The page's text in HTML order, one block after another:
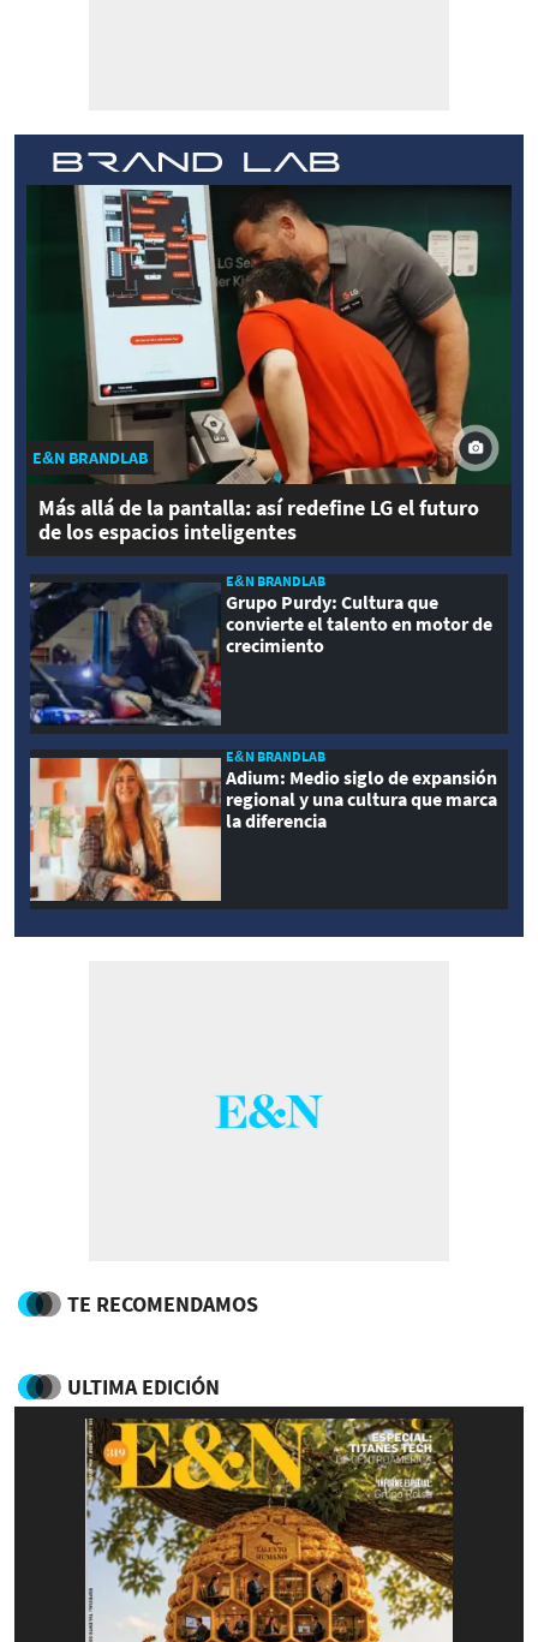
E&N BRANDLAB
Más allá de la pantalla: así redefine LG el futuro
de los espacios inteligentes
E&N BRANDLAB
Grupo Purdy: Cultura que
convierte el talento en motor de
crecimiento
E&N BRANDLAB
Adium: Medio siglo de expansión
regional y una cultura que marca
la diferencia
TE RECOMENDAMOS
ULTIMA EDICIÓN